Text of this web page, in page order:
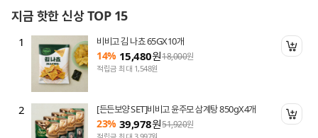
지금 핫한 신상 TOP 15
담기
담기
1 비비고 김 나쵸 65GX10개
14% 15,480원18,000원
적립금 최대 1,548원
2 [든든보양 SET]비비고 윤주모 삼계탕 850gX4개
23% 39,978원51,920원